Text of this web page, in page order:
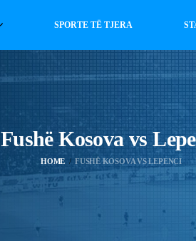
SPORTE TË TJERA
Fushë Kosova vs
HOME FUSHË KOSOVA VS LEPENCI